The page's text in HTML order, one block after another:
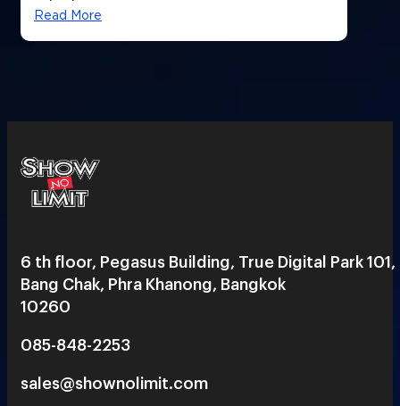
Read More
6 th floor, Pegasus Building, True Digital Park 101,
Bang Chak, Phra Khanong, Bangkok
10260
085-848-2253
sales@shownolimit.com